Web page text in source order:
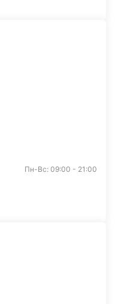
Пн-Вс: 09:00 - 21:00